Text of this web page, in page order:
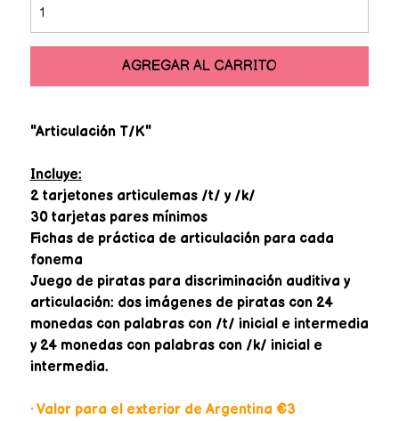
AGREGAR AL CARRITO
"Articulación T/K"
Incluye:
2 tarjetones articulemas /t/ y /k/
30 tarjetas pares mínimos
Fichas de práctica de articulación para cada
fonema
Juego de piratas para discriminación auditiva y
articulación: dos imágenes de piratas con 24
monedas con palabras con /t/ inicial e intermedia
y 24 monedas con palabras con /k/ inicial e
intermedia.
• Valor para el exterior de Argentina €3